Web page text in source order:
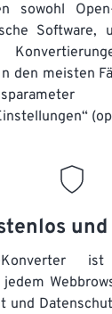
sowohl
Software,
den meisten
Konverter
und